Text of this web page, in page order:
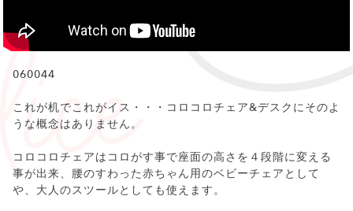
060044
これが机でこれがイス・・・コロコロチェア&デスクにそのよ
うな概念はありません。
コロコロチェアはコロがす事で座面の高さを４段階に変える
事が出来、腰のすわった赤ちゃん用のベビーチェアとして
や、大人のスツールとしても使えます。